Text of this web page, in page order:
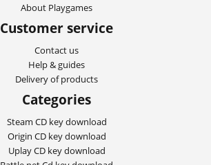
About Playgames
Customer service
Contact us
Help & guides
Delivery of products
Categories
Steam CD key download
Origin CD key download
Uplay CD key download